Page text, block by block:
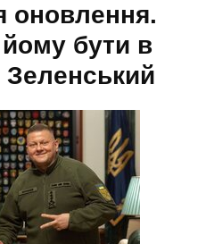
оновлення.
бути в
Зеленський